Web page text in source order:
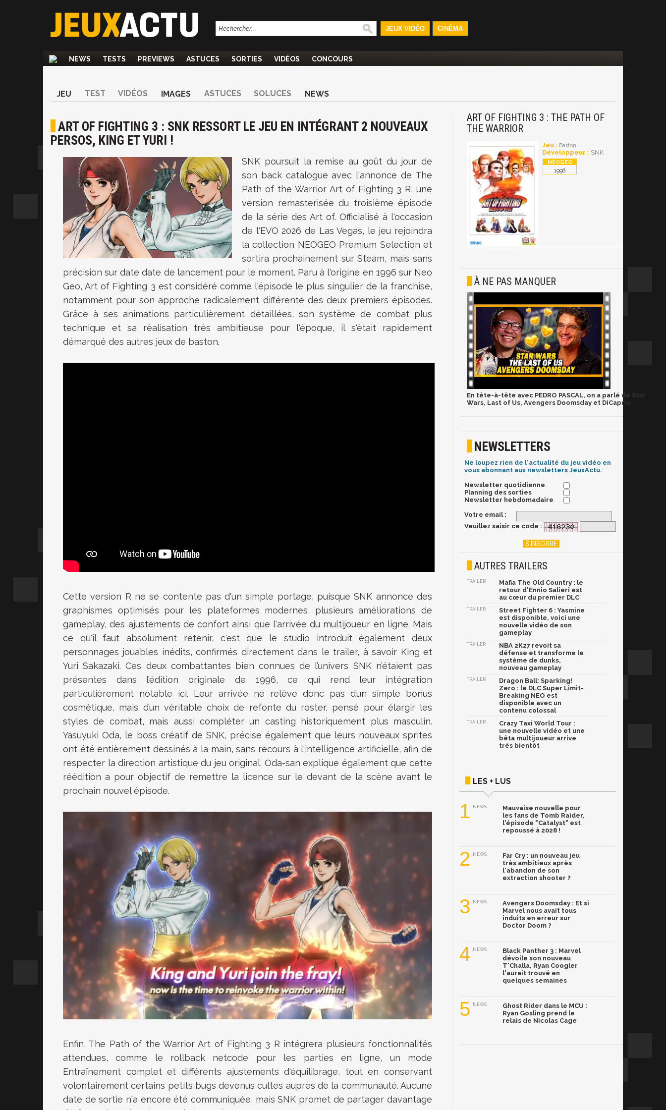
JEUX VIDÉO CINÉMA
NEWS TESTS PREVIEWS ASTUCES SORTIES VIDÉOS CONCOURS
JEU TEST VIDÉOS IMAGES ASTUCES SOLUCES NEWS
ART OF FIGHTING 3 : SNK RESSORT LE JEU EN INTÉGRANT 2 NOUVEAUX
PERSOS, KING ET YURI !
SNK poursuit la remise au goût du jour de
son back catalogue avec l'annonce de The
Path of the Warrior Art of Fighting 3 R, une
version remasterisée du troisième épisode
de la série des Art of. Officialisé à l'occasion
de l'EVO 2026 de Las Vegas, le jeu rejoindra
la collection NEOGEO Premium Selection et
sortira prochainement sur Steam, mais sans
précision sur date date de lancement pour le moment. Paru à l'origine en 1996 sur Neo
Geo, Art of Fighting 3 est considéré comme l'épisode le plus singulier de la franchise,
notamment pour son approche radicalement différente des deux premiers épisodes.
Grâce à ses animations particulièrement détaillées, son système de combat plus
technique et sa réalisation très ambitieuse pour l'époque, il s'était rapidement
démarqué des autres jeux de baston.
Cette version R ne se contente pas d'un simple portage, puisque SNK annonce des
graphismes optimisés pour les plateformes modernes, plusieurs améliorations de
gameplay, des ajustements de confort ainsi que l'arrivée du multijoueur en ligne. Mais
ce qu'il faut absolument retenir, c'est que le studio introduit également deux
personnages jouables inédits, confirmés directement dans le trailer, à savoir King et
Yuri Sakazaki. Ces deux combattantes bien connues de l’univers SNK n’étaient pas
présentes dans l’édition originale de 1996, ce qui rend leur intégration
particulièrement notable ici. Leur arrivée ne relève donc pas d’un simple bonus
cosmétique, mais d’un véritable choix de refonte du roster, pensé pour élargir les
styles de combat, mais aussi compléter un casting historiquement plus masculin.
Yasuyuki Oda, le boss créatif de SNK, précise également que leurs nouveaux sprites
ont été entièrement dessinés à la main, sans recours à l'intelligence artificielle, afin de
respecter la direction artistique du jeu original. Oda-san explique également que cette
réédition a pour objectif de remettre la licence sur le devant de la scène avant le
prochain nouvel épisode.
Enfin, The Path of the Warrior Art of Fighting 3 R intégrera plusieurs fonctionnalités
attendues, comme le rollback netcode pour les parties en ligne, un mode
Entraînement complet et différents ajustements d'équilibrage, tout en conservant
volontairement certains petits bugs devenus cultes auprès de la communauté. Aucune
date de sortie n'a encore été communiquée, mais SNK promet de partager davantage
ART OF FIGHTING 3 : THE PATH OF
THE WARRIOR
Jeu : Baston
Développeur : SNK
1996
À NE PAS MANQUER
En tête-à-tête avec PEDRO PASCAL, on a parlé de Star
Wars, Last of Us, Avengers Doomsday et DiCaprio
NEWSLETTERS
Ne loupez rien de l'actualité du jeu vidéo en
vous abonnant aux newsletters JeuxActu.
Newsletter quotidienne
Planning des sorties
Newsletter hebdomadaire
Votre email :
Veuillez saisir ce code :
AUTRES TRAILERS
TRAILER
Mafia The Old Country : le
retour d'Ennio Salieri est
au cœur du premier DLC
TRAILER
Street Fighter 6 : Yasmine
est disponible, voici une
nouvelle vidéo de son
gameplay
TRAILER
NBA 2K27 revoit sa
défense et transforme le
système de dunks,
nouveau gameplay
TRAILER
Dragon Ball: Sparking!
Zero : le DLC Super Limit-
Breaking NEO est
disponible avec un
contenu colossal
TRAILER
Crazy Taxi World Tour :
une nouvelle vidéo et une
bêta multijoueur arrive
très bientôt
LES + LUS
1 NEWS
Mauvaise nouvelle pour
les fans de Tomb Raider,
l'épisode "Catalyst" est
repoussé à 2028 !
2 NEWS
Far Cry : un nouveau jeu
très ambitieux après
l'abandon de son
extraction shooter ?
3 NEWS
Avengers Doomsday : Et si
Marvel nous avait tous
induits en erreur sur
Doctor Doom ?
4 NEWS
Black Panther 3 : Marvel
dévoile son nouveau
T'Challa, Ryan Coogler
l'aurait trouvé en
quelques semaines
5 NEWS
Ghost Rider dans le MCU :
Ryan Gosling prend le
relais de Nicolas Cage